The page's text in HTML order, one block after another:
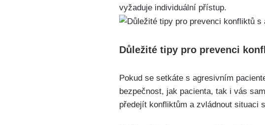
vyžaduje individuální přístup.
Důležité tipy pro prevenci
Pokud se setkáte s agresivním
bezpečnost, jak pacienta, tak i vás
předejít konfliktům a zvládnout situaci